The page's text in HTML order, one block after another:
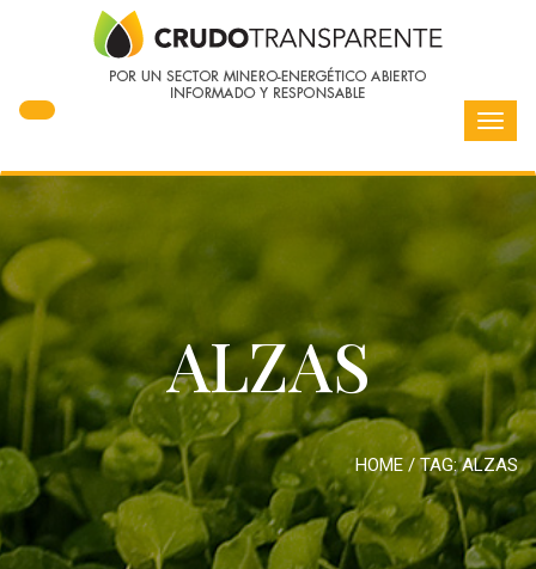
ALZAS
HOME/ TAG:ALZAS